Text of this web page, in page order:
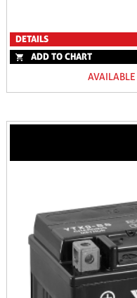
DETAILS
ADD TO CHART